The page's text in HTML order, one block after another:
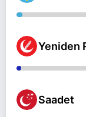
Yeniden
Saadet